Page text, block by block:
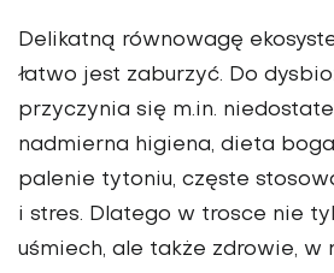
Delikatną równowagę
łatwo jest zaburzyć. Do
przyczynia się m.in.
nadmierna higiena, dieta
palenie tytoniu, częste
i stres. Dlatego w trosce nie
uśmiech, ale także zdrowie, w